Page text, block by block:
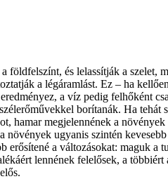
földfelszínt, és lelassítják a szelet,
a légáramlást. Ez – ha
a víz pedig felhőként
borítanák. Ha tehát
hamar megjelennének a
növények ugyanis szintén
erősítené a változásokat: maguk a
lennének felelősek, a